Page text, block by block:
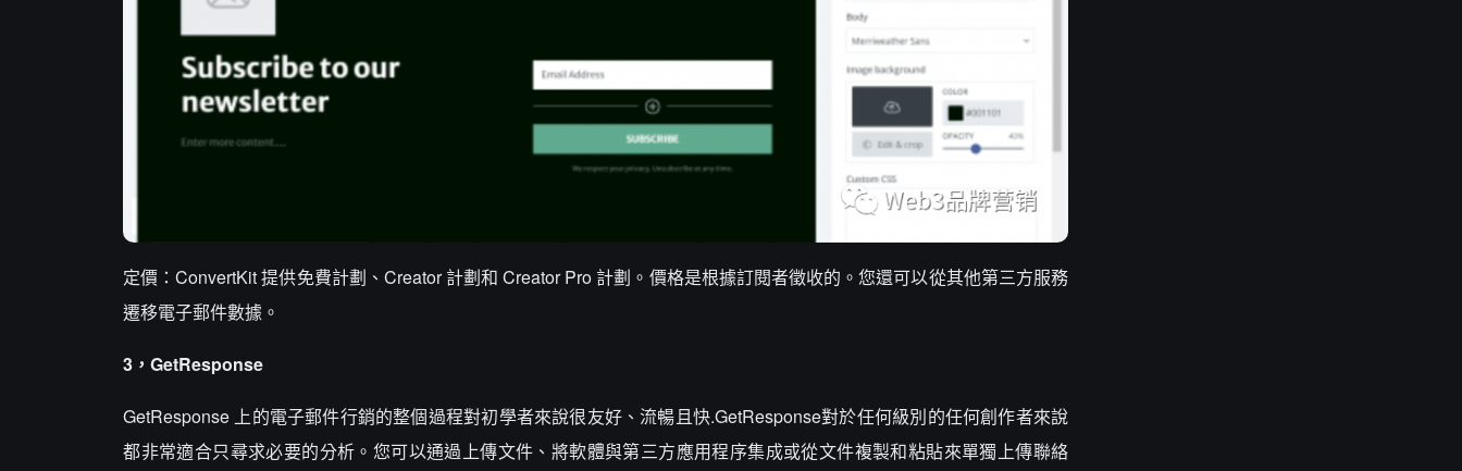
定價：ConvertKit 提供免費計劃、Creator 計劃和 Creator Pro 計劃。價格是根據訂閱者徵收的。您還可以從其他第三方服務
遷移電子郵件數據。
3，GetResponse
GetResponse 上的電子郵件行銷的整個過程對初學者來說很友好、流暢且快.GetResponse對於任何級別的任何創作者來說
都非常適合只尋求必要的分析。您可以通過上傳文件、將軟體與第三方應用程序集成或從文件複製和粘貼來單獨上傳聯絡